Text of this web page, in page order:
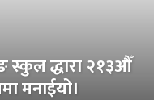
स्कुल द्धारा २१३औँ
मनाईयो।